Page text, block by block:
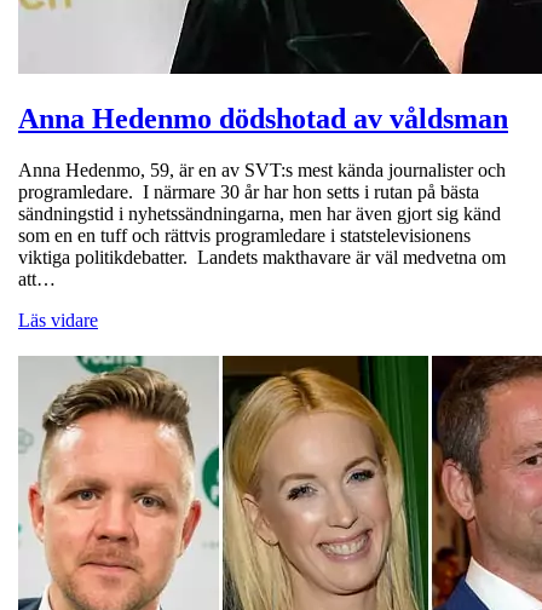
Anna Hedenmo dödshotad av våldsman
Anna Hedenmo, 59, är en av SVT:s mest kända journalister och
programledare. I närmare 30 år har hon setts i rutan på bästa
sändningstid i nyhetssändningarna, men har även gjort sig känd
som en en tuff och rättvis programledare i statstelevisionens
viktiga politikdebatter. Landets makthavare är väl medvetna om
att…
Läs vidare